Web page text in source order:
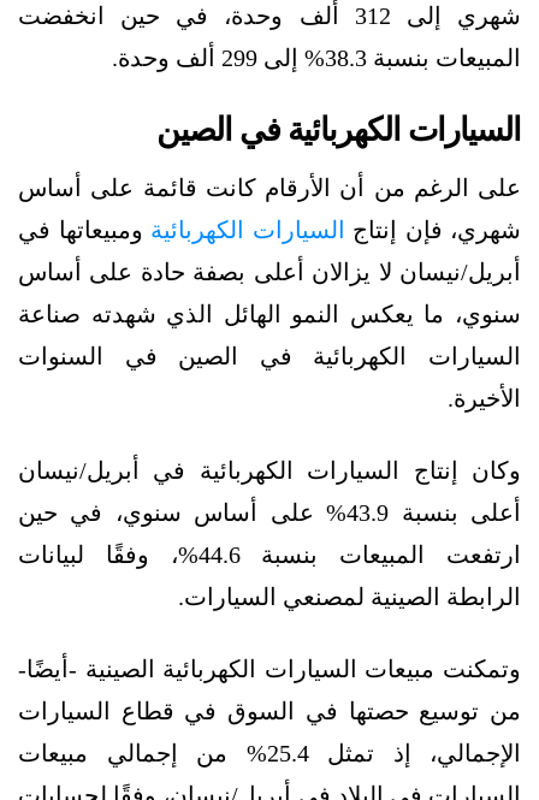
شهري إلى 312 ألف وحدة، في حين انخفضت
المبيعات بنسبة 38.3% إلى 299 ألف وحدة.
السيارات الكهربائية في الصين
على الرغم من أن الأرقام كانت قائمة على أساس
شهري، فإن إنتاج
السيارات الكهربائية ومبيعاتها في
أبريل/نيسان لا يزالان أعلى بصفة حادة على أساس
سنوي، ما يعكس النمو الهائل الذي شهدته صناعة
السيارات الكهربائية في الصين في السنوات
الأخيرة.
وكان إنتاج السيارات الكهربائية في أبريل/نيسان
أعلى بنسبة 43.9% على أساس سنوي، في حين
ارتفعت المبيعات بنسبة 44.6%، وفقًا لبيانات
الرابطة الصينية لمصنعي السيارات.
وتمكنت مبيعات السيارات الكهربائية الصينية -أيضًا-
من توسيع حصتها في السوق في قطاع السيارات
الإجمالي، إذ تمثل 25.4% من إجمالي مبيعات